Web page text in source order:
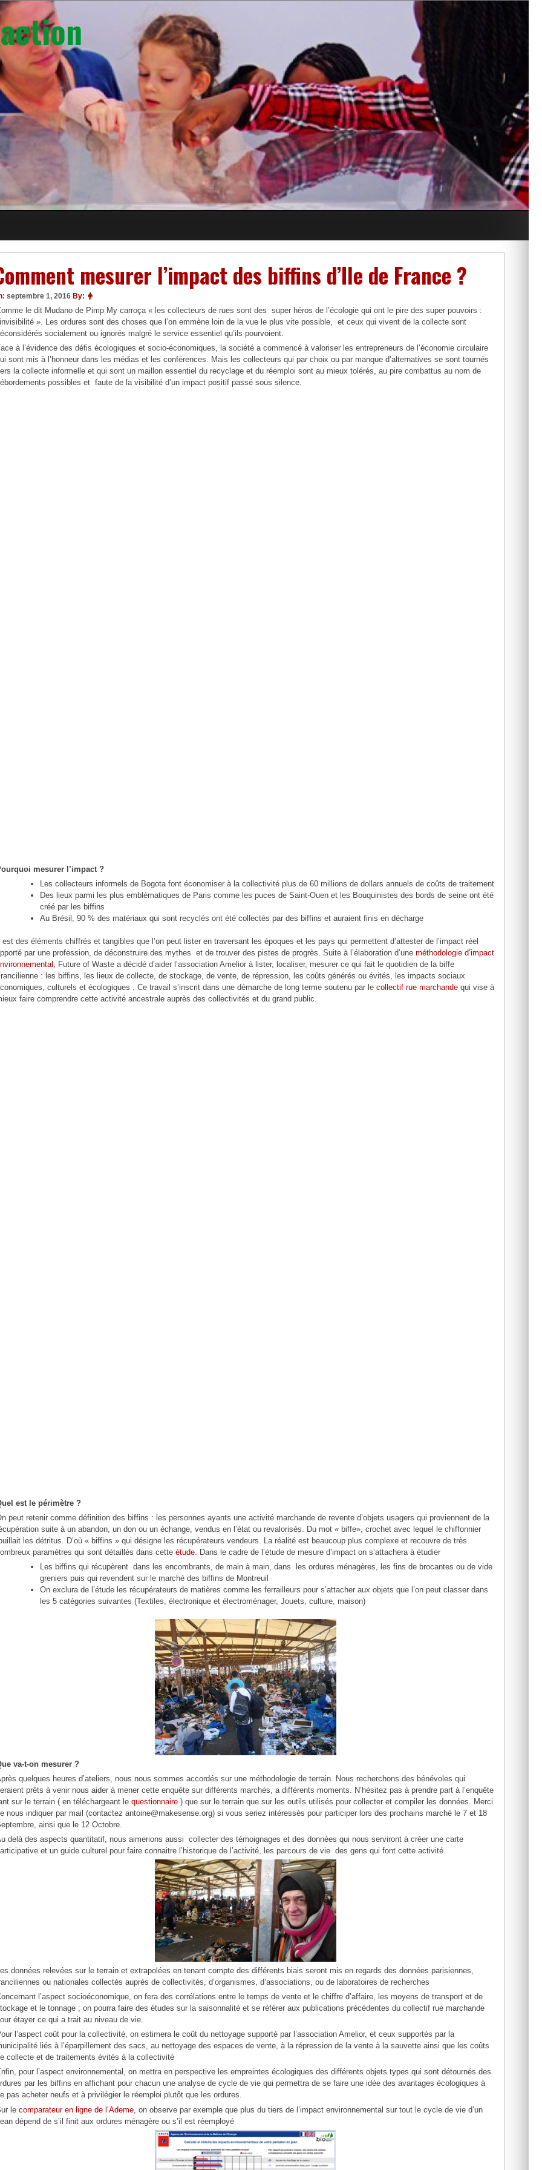
mesurer l’impact des biffins d’Ile de France ?
septembre 1, 2016 By:
le dit Mudano de Pimp My carroça « les collecteurs de rues sont des super héros de l’écologie qui ont le pire des super pouvoirs :
». Les ordures sont des choses que l’on emmène loin de la vue le plus vite possible, et ceux qui vivent de la collecte sont
socialement ou ignorés malgré le service essentiel qu’ils pourvoient.
à l’évidence des défis écologiques et socio-économiques, la société a commencé à valoriser les entrepreneurs de l’économie circulaire
sont mis à l’honneur dans les médias et les conférences. Mais les collecteurs qui par choix ou par manque d’alternatives se sont tournés
la collecte informelle et qui sont un maillon essentiel du recyclage et du réemploi sont au mieux tolérés, au pire combattus au nom de
possibles et faute de la visibilité d’un impact positif passé sous silence.
mesurer l’impact ?
Les collecteurs informels de Bogota font économiser à la collectivité plus de 60 millions de dollars annuels de coûts de traitement
Des lieux parmi les plus emblématiques de Paris comme les puces de Saint-Ouen et les Bouquinistes des bords de seine ont été
créé par les biffins
Au Brésil, 90 % des matériaux qui sont recyclés ont été collectés par des biffins et auraient finis en décharge
Il est des éléments chiffrés et tangibles que l’on peut lister en traversant les époques et les pays qui permettent d’attester de l’impact réel
par une profession, de déconstruire des mythes et de trouver des pistes de progrès. Suite à l’élaboration d’uneméthodologie d’impact
, Future of Waste a décidé d’aider l’association Amelior à lister, localiser, mesurer ce qui fait le quotidien de la biffe
: les biffins, les lieux de collecte, de stockage, de vente, de répression, les coûts générés ou évités, les impacts sociaux
culturels et écologiques . Ce travail s’inscrit dans une démarche de long terme soutenu par lecollectif rue marchande qui vise à
faire comprendre cette activité ancestrale auprès des collectivités et du grand public.
est le périmètre ?
peut retenir comme définition des biffins : les personnes ayants une activité marchande de revente d’objets usagers qui proviennent de la
suite à un abandon, un don ou un échange, vendus en l’état ou revalorisés. Du mot « biffe», crochet avec lequel le chiffonnier
les détritus. D’où « biffins » qui désigne les récupérateurs vendeurs. La réalité est beaucoup plus complexe et recouvre de très
paramètres qui sont détaillés dans cetteétude. Dans le cadre de l’étude de mesure d’impact on s’attachera à étudier
Les biffins qui récupèrent dans les encombrants, de main à main, dans les ordures ménagères, les fins de brocantes ou de vide
greniers puis qui revendent sur le marché des biffins de Montreuil
On exclura de l’étude les récupérateurs de matières comme les ferrailleurs pour s’attacher aux objets que l’on peut classer dans
les 5 catégories suivantes (Textiles, électronique et électroménager, Jouets, culture, maison)
va-t-on mesurer ?
quelques heures d’ateliers, nous nous sommes accordés sur une méthodologie de terrain. Nous recherchons des bénévoles qui
prêts à venir nous aider à mener cette enquête sur différents marchés, a différents moments. N’hésitez pas à prendre part à l’enquête
sur le terrain ( en téléchargeant lequestionnaire) que sur le terrain que sur les outils utilisés pour collecter et compiler les données. Merci
nous indiquer par mail (contactez antoine@makesense.org) si vous seriez intéressés pour participer lors des prochains marché le 7 et 18
ainsi que le 12 Octobre.
delà des aspects quantitatif, nous aimerions aussi collecter des témoignages et des données qui nous serviront à créer une carte
et un guide culturel pour faire connaitre l’historique de l’activité, les parcours de vie des gens qui font cette activité
données relevées sur le terrain et extrapolées en tenant compte des différents biais seront mis en regards des données parisiennes,
ou nationales collectés auprès de collectivités, d’organismes, d’associations, ou de laboratoires de recherches
l’aspect socioéconomique, on fera des corrélations entre le temps de vente et le chiffre d’affaire, les moyens de transport et de
et le tonnage ; on pourra faire des études sur la saisonnalité et se référer aux publications précédentes du collectif rue marchande
étayer ce qui a trait au niveau de vie.
l’aspect coût pour la collectivité, on estimera le coût du nettoyage supporté par l’association Amelior, et ceux supportés par la
liés à l’éparpillement des sacs, au nettoyage des espaces de vente, à la répression de la vente à la sauvette ainsi que les coûts
collecte et de traitements évités à la collectivité
pour l’aspect environnemental, on mettra en perspective les empreintes écologiques des différents objets types qui sont détournés des
par les biffins en affichant pour chacun une analyse de cycle de vie qui permettra de se faire une idée des avantages écologiques à
pas acheter neufs et à privilégier le réemploi plutôt que les ordures.
lecomparateur en ligne de l’Ademe , on observe par exemple que plus du tiers de l’impact environnemental sur tout le cycle de vie d’un
dépend de s’il finit aux ordures ménagère ou s’il est réemployé